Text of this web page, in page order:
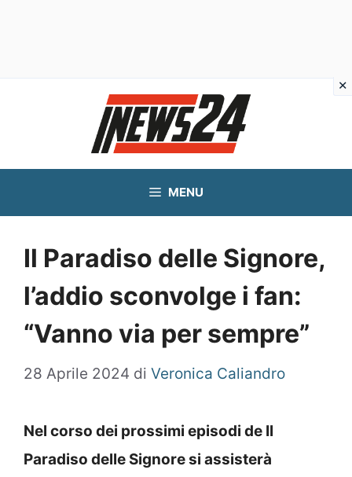
MENU
Il Paradiso delle Signore,
l’addio sconvolge i fan:
“Vanno via per sempre”
28 Aprile 2024 di Veronica Caliandro
Nel corso dei prossimi episodi de Il
Paradiso delle Signore si assisterà